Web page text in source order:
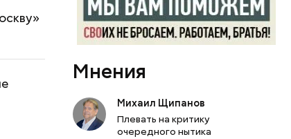
Мнения
Михаил Щипанов
Плевать на критику
очередного нытика